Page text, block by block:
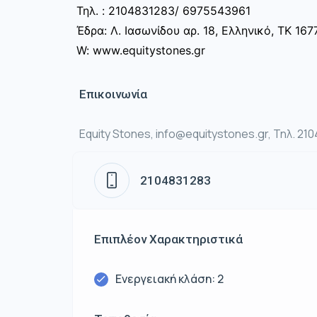
Τηλ. : 2104831283/ 6975543961
Έδρα: Λ. Ιασωνίδου αρ. 18, Ελληνικό, ΤΚ
W: www.equitystones.gr
Επικοινωνία
Equity Stones, info@equitystones.gr, Τηλ.
2104831283
Επιπλέον Χαρακτηριστικά
Ενεργειακή κλάση: 2